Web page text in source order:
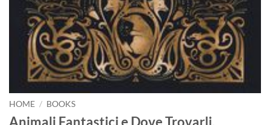
HOME / BOOKS